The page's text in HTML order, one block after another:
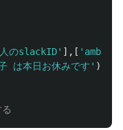
人のslackID' ],[ ' ambient
は本日お休みです ' );